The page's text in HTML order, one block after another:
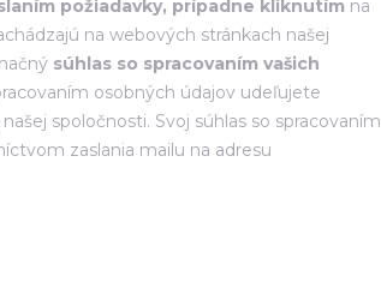
požiadavky, prípadne kliknutím na
na webových stránkach našej
súhlas so spracovaním vašich
osobných údajov udeľujete
spoločnosti. Svoj súhlas so spracovaním
zaslania mailu na adresu